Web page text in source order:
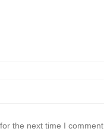
the next time I comment.